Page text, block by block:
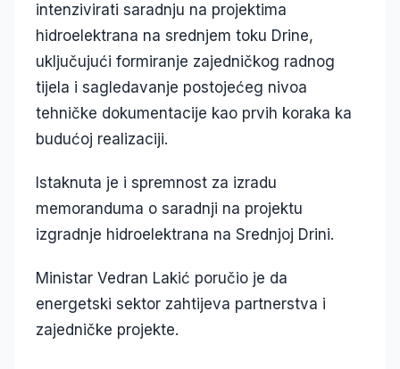
intenzivirati saradnju na projektima
hidroelektrana na srednjem toku Drine,
uključujući formiranje zajedničkog radnog
tijela i sagledavanje postojećeg nivoa
tehničke dokumentacije kao prvih koraka ka
budućoj realizaciji.
Istaknuta je i spremnost za izradu
memoranduma o saradnji na projektu
izgradnje hidroelektrana na Srednjoj Drini.
Ministar Vedran Lakić poručio je da
energetski sektor zahtijeva partnerstva i
zajedničke projekte.